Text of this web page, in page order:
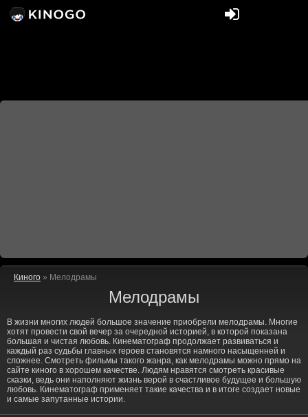
Киного » Мелодрамы
Мелодрамы
В жизни многих людей большое значение приобрели мелодрамы. Многие
хотят провести свой вечер за очередной историей, в которой показана
большая и чистая любовь. Кинематограф продолжает развиваться и
каждый раз судьбы главных героев становятся намного насыщенней и
сложнее. Смотреть фильмы такого жанра, как мелодрамы можно прямо на
сайте киного в хорошем качестве. Людям нравятся смотреть красивые
сказки, ведь они наполняют жизнь верой в счастливое будущее и большую
любовь. Кинематограф применяет такие качества и в итоге создает новые
и самые запутанные истории.